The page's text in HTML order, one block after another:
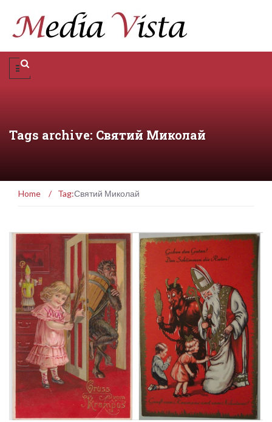
Tags archive: Святий Миколай
Home / Tag:Святий Миколай